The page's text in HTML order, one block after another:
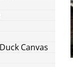
Canvas